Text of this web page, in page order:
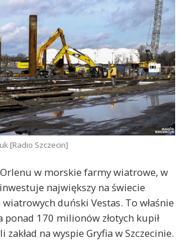
[Radio Szczecin]
w morskie farmy wiatrowe, w
największy na świecie
duński Vestas. To właśnie
ponad 170 milionów złotych kupił
zakład na wyspie Gryfia w Szczecinie.